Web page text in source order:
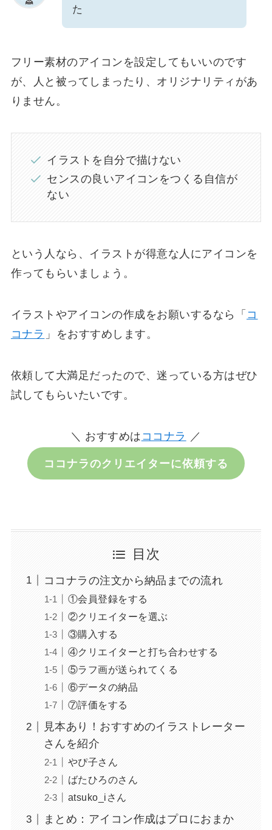
た
フリー素材のアイコンを設定してもいいのです
が、人と被ってしまったり、オリジナリティがあ
りません。
イラストを自分で描けない
センスの良いアイコンをつくる自信が
ない
という人なら、イラストが得意な人にアイコンを
作ってもらいましょう。
イラストやアイコンの作成をお願いするなら「 コ
コナラ 」をおすすめします。
依頼して大満足だったので、迷っている方はぜひ
試してもらいたいです。
＼ おすすめは ココナラ ／
ココナラのクリエイターに依頼する
目次
ココナラの注文から納品までの流れ
①会員登録をする
②クリエイターを選ぶ
③購入する
④クリエイターと打ち合わせする
⑤ラフ画が送られてくる
⑥データの納品
⑦評価をする
見本あり！おすすめのイラストレーター
さんを紹介
やぴ子さん
ばたひろのさん
atsuko_iさん
まとめ：アイコン作成はプロにおまか